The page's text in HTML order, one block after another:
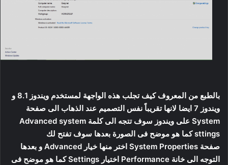
بالطبع من المعروف كيف تجلب هذه الواجهة لمستخدم ويندوز 8.1 و
ويندوز 7 ايضا لانها تقريباً نفس التصميم عند الذهاب الى صفحة
System على ويندوز سوف تتجه الى كلمة Advanced system
sttings كما هو موضح فى الصورة بعدها سوف تفتح لك
صفحة System Properties اختر منها خيار Advanced و بعدها
التوجه الى خانة Performance اختيار Settings كما هو موضح فى